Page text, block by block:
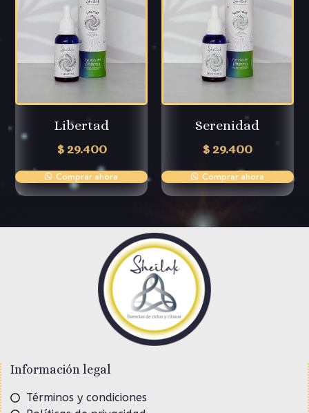
Libertad
$29.400
Comprar ahora
Serenidad
$29.400
Comprar ahora
Información legal
Términos y condiciones